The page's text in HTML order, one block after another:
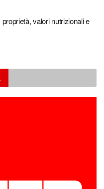
valori nutrizionali e